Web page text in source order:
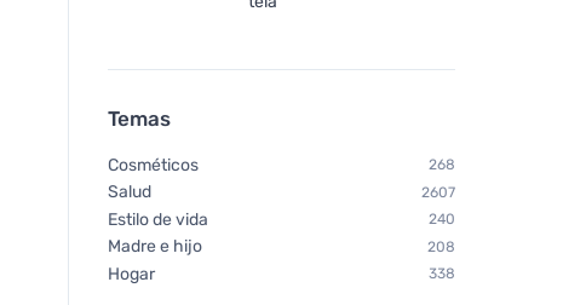
Temas
Cosméticos 268
Salud 2607
Estilo de vida 240
Madre e hijo 208
Hogar 338